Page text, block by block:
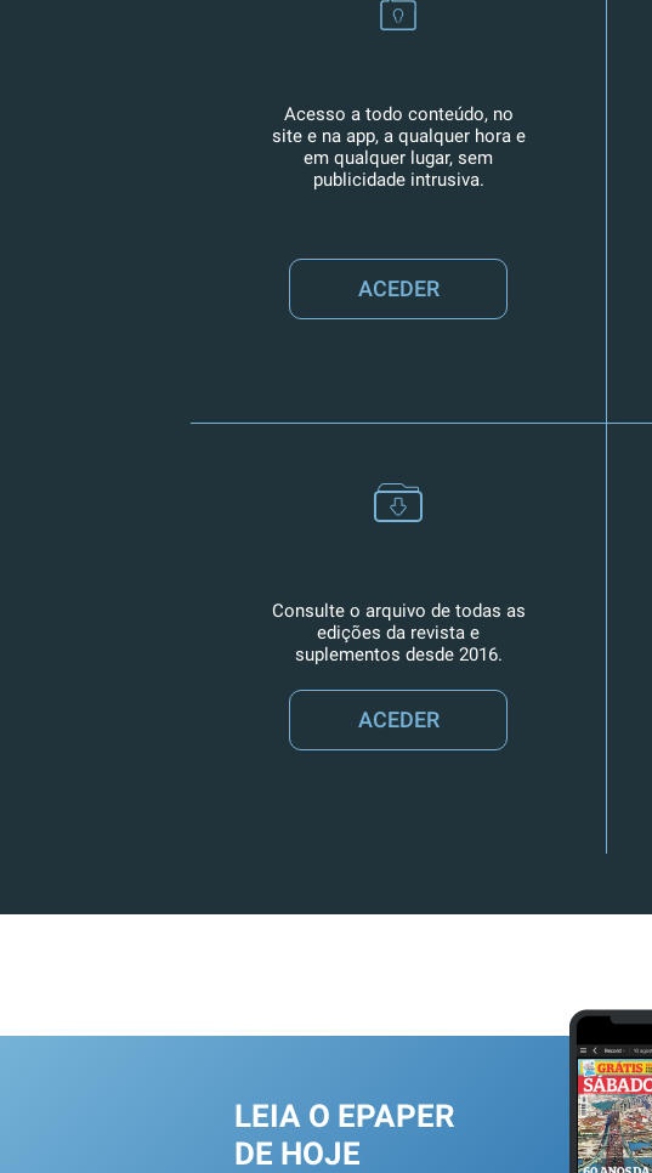
Acesso a todo conteúdo, no
site e na app, a qualquer hora e
em qualquer lugar, sem
publicidade intrusiva.
ACEDER
Consulte o arquivo de todas as
edições da revista e
suplementos desde 2016.
ACEDER
LEIA O EPAPER
DE HOJE